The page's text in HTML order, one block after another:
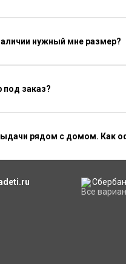
нужный мне размер?
заказ?
рядом с домом. Как
Все